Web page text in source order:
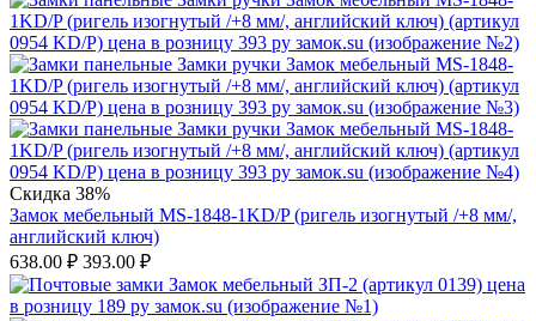
Скидка 38%
Замок мебельный MS-1848-1KD/P (ригель изогнутый /+8 мм/,
английский ключ)
638.00 ₽ 393.00 ₽